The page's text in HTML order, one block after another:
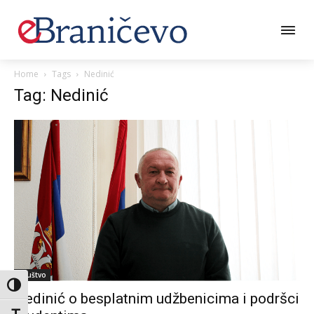
Toggle High Contrast
Home Tags Nedinić
Tag: Nedinić
Društvo
Nedinić o besplatnim udžbenicima i podršci